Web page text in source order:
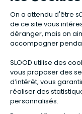
Matelas naturels⋅
en bois⋅